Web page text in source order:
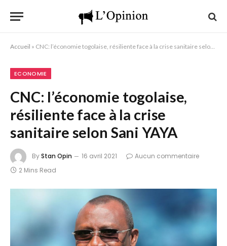
Accueil » CNC: l’économie togolaise, résiliente face à la crise sanitaire selon Sani YAYA
ECONOMIE
CNC: l’économie togolaise,
résiliente face à la crise
sanitaire selon Sani YAYA
ByStan Opin 16 avril 2021
Aucun commentaire
2 Mins Read